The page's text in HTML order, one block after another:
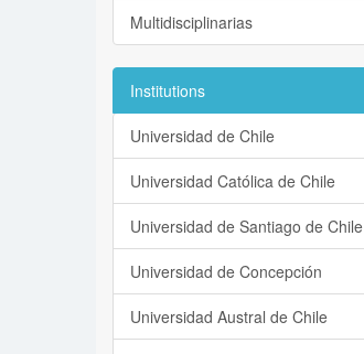
Multidisciplinarias
Institutions
Universidad de Chile
Universidad Católica de Chile
Universidad de Santiago de Chile
Universidad de Concepción
Universidad Austral de Chile